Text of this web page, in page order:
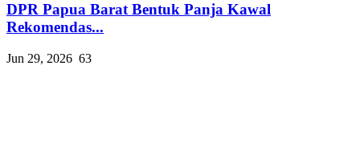
DPR Papua Barat Bentuk Panja Kawal
Rekomendas...
Jun 29, 2026 63